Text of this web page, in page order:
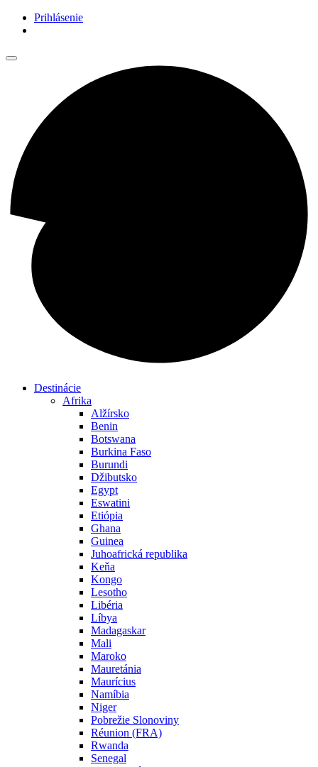
Prihlásenie
Destinácie
Afrika
Alžírsko
Benin
Botswana
Burkina Faso
Burundi
Džibutsko
Egypt
Eswatini
Etiópia
Ghana
Guinea
Juhoafrická republika
Keňa
Kongo
Lesotho
Libéria
Líbya
Madagaskar
Mali
Maroko
Mauretánia
Maurícius
Namíbia
Niger
Pobrežie Slonoviny
Réunion (FRA)
Rwanda
Senegal